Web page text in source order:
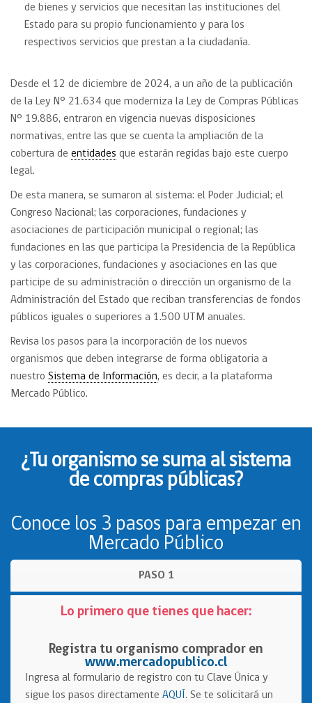
de bienes y servicios que necesitan las instituciones del
Estado para su propio funcionamiento y para los
respectivos servicios que prestan a la ciudadanía.
Desde el 12 de diciembre de 2024, a un año de la publicación
de la Ley N° 21.634 que moderniza la Ley de Compras Públicas
Nº 19.886, entraron en vigencia nuevas disposiciones
normativas, entre las que se cuenta la ampliación de la
cobertura de entidades que estarán regidas bajo este cuerpo
legal.
De esta manera, se sumaron al sistema: el Poder Judicial; el
Congreso Nacional; las corporaciones, fundaciones y
asociaciones de participación municipal o regional; las
fundaciones en las que participa la Presidencia de la República
y las corporaciones, fundaciones y asociaciones en las que
participe de su administración o dirección un organismo de la
Administración del Estado que reciban transferencias de fondos
públicos iguales o superiores a 1.500 UTM anuales.
Revisa los pasos para la incorporación de los nuevos
organismos que deben integrarse de forma obligatoria a
nuestro Sistema de Información, es decir, a la plataforma
Mercado Público.
¿Tu organismo se suma al sistema
de compras públicas?
Conoce los 3 pasos para empezar en
Mercado Público
PASO 1
Lo primero que tienes que hacer:
Registra tu organismo comprador en
www.mercadopublico.cl
Ingresa al formulario de registro con tu Clave Única y
sigue los pasos directamente AQUÍ . Se te solicitará un